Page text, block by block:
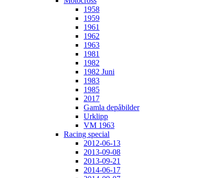
1958
1959
1961
1962
1963
1981
1982
1982 Juni
1983
1985
2017
Gamla depåbilder
Urklipp
VM 1963
Racing special
2012-06-13
2013-09-08
2013-09-21
2014-06-17